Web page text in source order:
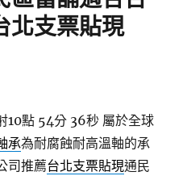
北支票貼現
10點 54分 36秒 屬於全球
承為耐腐蝕耐高溫軸的承
司推薦台北支票貼現通民